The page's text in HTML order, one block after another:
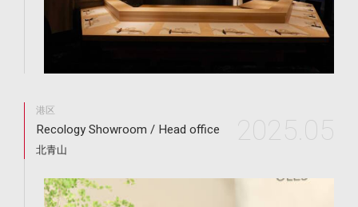
港区
Recology Showroom / Head office
北青山 2025.05